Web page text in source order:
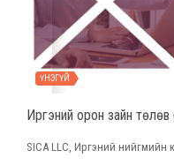
ҮНЭГҮЙ
Иргэний орон зайн
SICA LLC, Иргэний нийгмийн